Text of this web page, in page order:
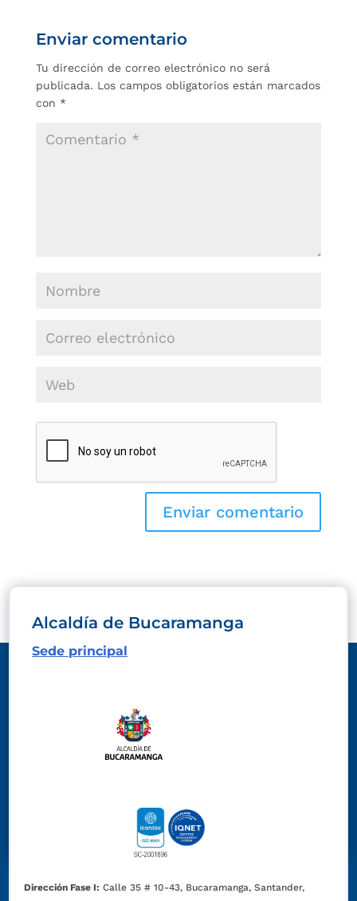
Enviar comentario
Tu dirección de correo electrónico no será
publicada. Los campos obligatorios están marcados
con *
Alcaldía de Bucaramanga
Sede principal
Dirección Fase I: Calle 35 # 10-43, Bucaramanga, Santander,